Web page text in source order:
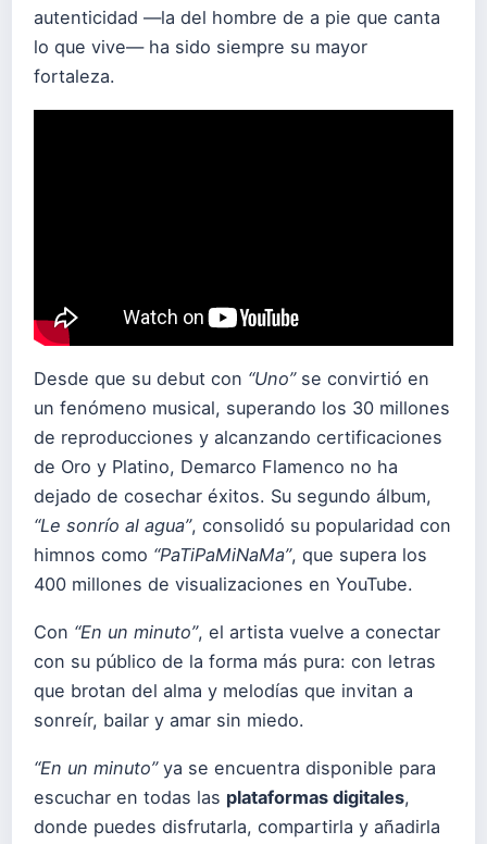
autenticidad —la del hombre de a pie que canta
lo que vive— ha sido siempre su mayor
fortaleza.
Desde que su debut con “Uno”se convirtió en
un fenómeno musical, superando los 30 millones
de reproducciones y alcanzando certificaciones
de Oro y Platino, Demarco Flamenco no ha
dejado de cosechar éxitos. Su segundo álbum,
“Le sonrío al agua”, consolidó su popularidad con
himnos como “PaTiPaMiNaMa”, que supera los
400 millones de visualizaciones en YouTube.
Con “En un minuto”, el artista vuelve a conectar
con su público de la forma más pura: con letras
que brotan del alma y melodías que invitan a
sonreír, bailar y amar sin miedo.
“En un minuto”ya se encuentra disponible para
escuchar en todas las plataformas digitales,
donde puedes disfrutarla, compartirla y añadirla